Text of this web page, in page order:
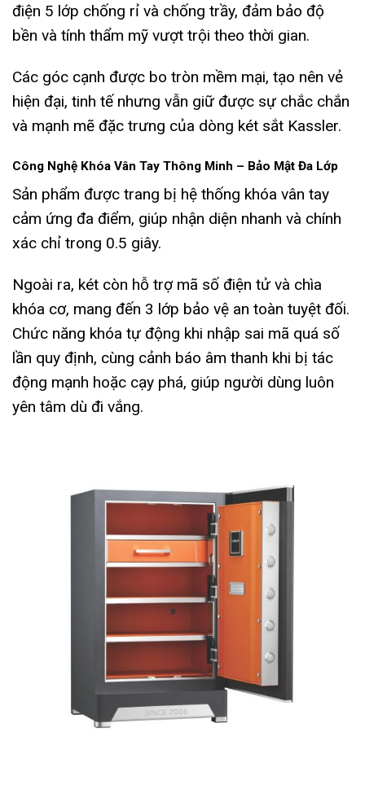
điện 5 lớp chống rỉ và chống trầy, đảm bảo độ
bền và tính thẩm mỹ vượt trội theo thời gian.
Các góc cạnh được bo tròn mềm mại, tạo nên vẻ
hiện đại, tinh tế nhưng vẫn giữ được sự chắc chắn
và mạnh mẽ đặc trưng của dòng két sắt Kassler.
Công Nghệ Khóa Vân Tay Thông Minh – Bảo Mật Đa Lớp
Sản phẩm được trang bị hệ thống khóa vân tay
cảm ứng đa điểm, giúp nhận diện nhanh và chính
xác chỉ trong 0.5 giây.
Ngoài ra, két còn hỗ trợ mã số điện tử và chìa
khóa cơ, mang đến 3 lớp bảo vệ an toàn tuyệt đối.
Chức năng khóa tự động khi nhập sai mã quá số
lần quy định, cùng cảnh báo âm thanh khi bị tác
động mạnh hoặc cạy phá, giúp người dùng luôn
yên tâm dù đi vắng.